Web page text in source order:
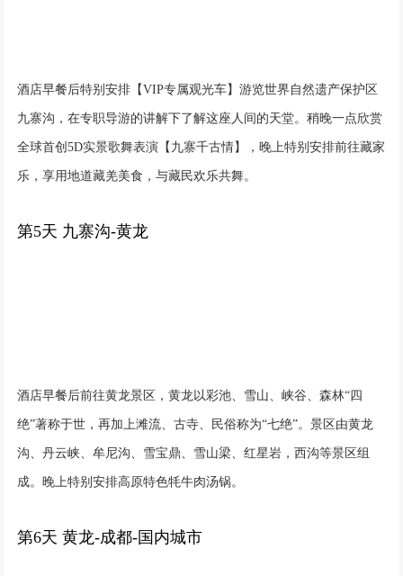
酒店早餐后特别安排【VIP专属观光车】游览世界自然遗产保护区
九寨沟，在专职导游的讲解下了解这座人间的天堂。稍晚一点欣赏
全球首创5D实景歌舞表演【九寨千古情】，晚上特别安排前往藏家
乐，享用地道藏羌美食，与藏民欢乐共舞。
第5天 九寨沟-黄龙
酒店早餐后前往黄龙景区，黄龙以彩池、雪山、峡谷、森林“四
绝”著称于世，再加上滩流、古寺、民俗称为“七绝”。景区由黄龙
沟、丹云峡、牟尼沟、雪宝鼎、雪山梁、红星岩，西沟等景区组
成。晚上特别安排高原特色牦牛肉汤锅。
第6天 黄龙-成都-国内城市